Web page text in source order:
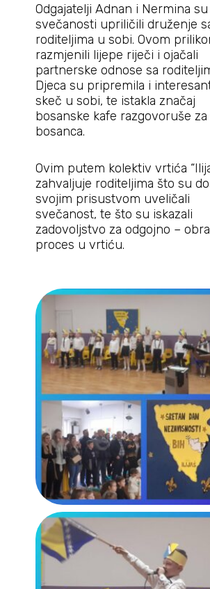
Odgajatelji Adnan i Nermina
svečanosti upriličili druženje
roditeljima u sobi. Ovom
razmjenili lijepe riječi i ojačali
partnerske odnose sa
Djeca su pripremila i
skeč u sobi, te istakla značaj
bosanske kafe razgovoruše za
bosanca.
Ovim putem kolektiv vrtića
zahvaljuje roditeljima što su
svojim prisustvom uveličali
svečanost, te što su iskazali
zadovoljstvo za odgojno –
proces u vrtiću.